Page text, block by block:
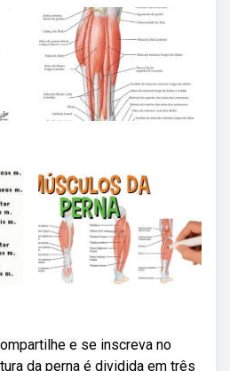
e se inscreva no
da perna é dividida em três